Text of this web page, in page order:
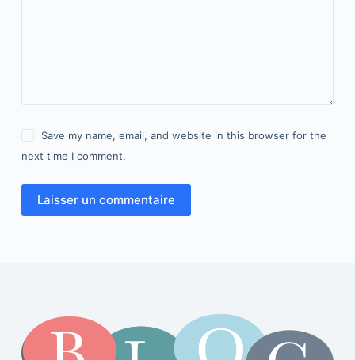
Save my name, email, and website in this browser for the
next time I comment.
Laisser un commentaire